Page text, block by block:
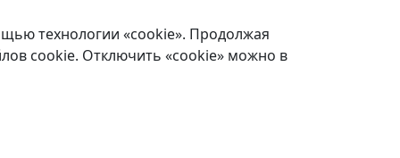
технологии «cookie». Продолжая
cookie. Отключить «cookie» можно в